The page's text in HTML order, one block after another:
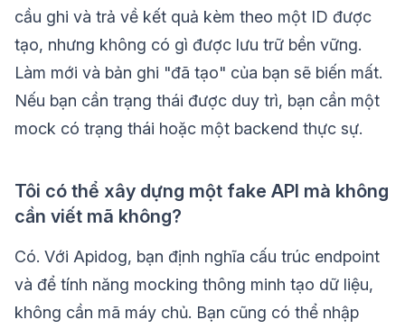
cầu ghi và trả về kết quả kèm theo một ID được
tạo, nhưng không có gì được lưu trữ bền vững.
Làm mới và bản ghi "đã tạo" của bạn sẽ biến mất.
Nếu bạn cần trạng thái được duy trì, bạn cần một
mock có trạng thái hoặc một backend thực sự.
Tôi có thể xây dựng một fake API mà không
cần viết mã không?
Có. Với Apidog, bạn định nghĩa cấu trúc endpoint
và để tính năng mocking thông minh tạo dữ liệu,
không cần mã máy chủ. Bạn cũng có thể nhập